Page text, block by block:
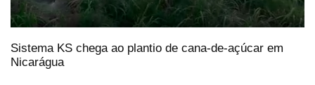
Sistema KS chega ao plantio de cana-de-açúcar em
Nicarágua